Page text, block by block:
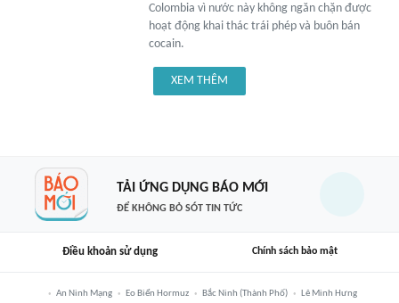
Colombia vì nước này không ngăn chặn được
hoạt động khai thác trái phép và buôn bán
cocain.
XEM THÊM
TẢI ỨNG DỤNG BÁO MỚI
ĐỂ KHÔNG BỎ SÓT TIN TỨC
Điều khoản sử dụng Chính sách bảo mật
An Ninh Mạng Eo Biển Hormuz Bắc Ninh (thành Phố)
Lê Minh Hưng